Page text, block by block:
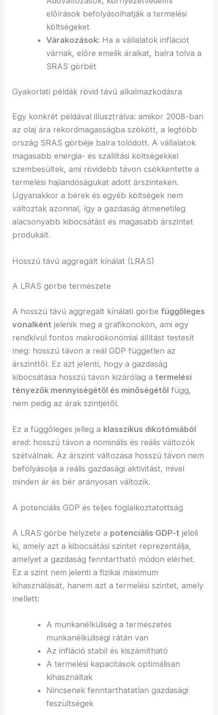
előírások befolyásolhatják a termelési
költségeket
Várakozások: Ha a vállalatok inflációt
várnak, előre emelik áraikat, balra tolva a
SRAS görbét
Gyakorlati példák rövid távú alkalmazkodásra
Egy konkrét példával illusztrálva: amikor 2008-ban
az olaj ára rekordmagasságba szökött, a legtöbb
ország SRAS görbéje balra tolódott. A vállalatok
magasabb energia- és szállítási költségekkel
szembesültek, ami rövidebb távon csökkentette a
termelési hajlandóságukat adott árszinteken.
Ugyanakkor a bérek és egyéb költségek nem
változtak azonnal, így a gazdaság átmenetileg
alacsonyabb kibocsátást és magasabb árszintet
produkált.
Hosszú távú aggregált kínálat (LRAS)
A LRAS görbe természete
A hosszú távú aggregált kínálati görbefüggőleges
vonalként jelenik meg a grafikonokon, ami egy
rendkívül fontos makroökonómiai állítást testesít
meg: hosszú távon a reál GDP független az
árszinttől. Ez azt jelenti, hogy a gazdaság
kibocsátása hosszú távon kizárólag atermelési
tényezők mennyiségétől és minőségétől függ,
nem pedig az árak szintjétől.
Ez a függőleges jelleg a klasszikus dikotómiából
ered: hosszú távon a nominális és reális változók
szétválnak. Az árszint változása hosszú távon nem
befolyásolja a reális gazdasági aktivitást, mivel
minden ár és bér arányosan változik.
A potenciális GDP és teljes foglalkoztatottság
A LRAS görbe helyzete a potenciális GDP-t jelöli
ki, amely azt a kibocsátási szintet reprezentálja,
amelyet a gazdaság fenntartható módon elérhet.
Ez a szint nem jelenti a fizikai maximum
kihasználását, hanem azt a termelési szintet, amely
mellett:
A munkanélküliség a természetes
munkanélküliségi rátán van
Az infláció stabil és kiszámítható
A termelési kapacitások optimálisan
kihasználtak
Nincsenek fenntarthatatlan gazdasági
feszültségek